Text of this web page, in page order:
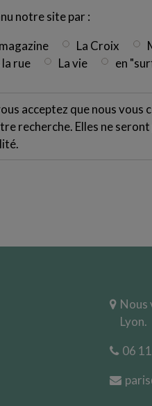
notre site par :
La Croix
rue
La vie en
acceptez que nous
recherche. Elles ne
.
Nous
Lyon.
06